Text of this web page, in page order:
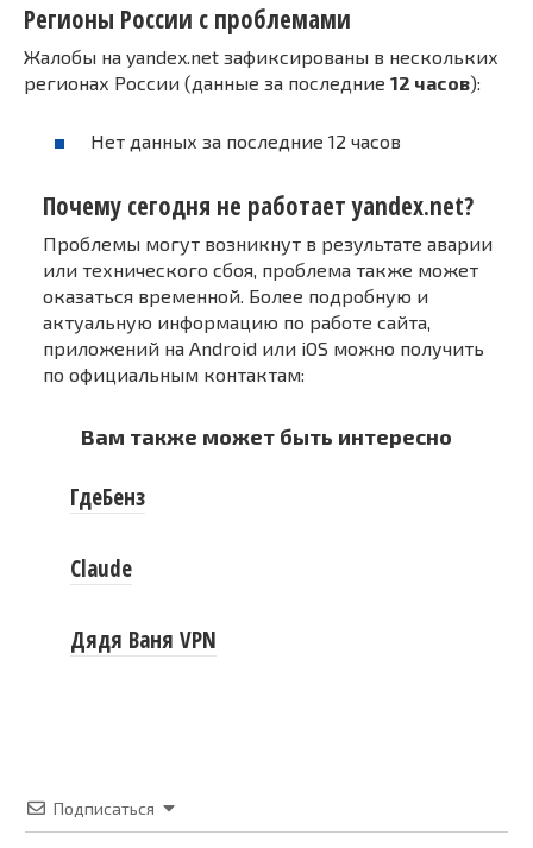
Регионы России с проблемами
Жалобы на yandex.net зафиксированы в нескольких
регионах России (данные за последние 12 часов):
Нет данных за последние 12 часов
Почему сегодня не работает yandex.net?
Проблемы могут возникнут в результате аварии
или технического сбоя, проблема также может
оказаться временной. Более подробную и
актуальную информацию по работе сайта,
приложений на Android или iOS можно получить
по официальным контактам:
Вам также может быть интересно
ГдеБенз
Claude
Дядя Ваня VPN
Подписаться